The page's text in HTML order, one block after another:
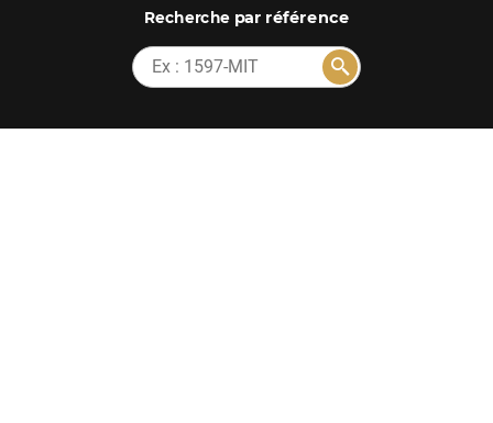
Recherchepar référence